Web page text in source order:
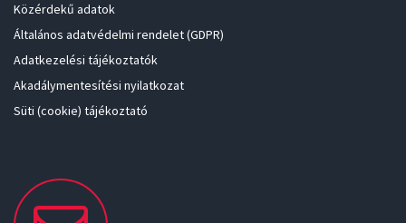
Közérdekű adatok
Általános adatvédelmi rendelet (GDPR)
Adatkezelési tájékoztatók
Akadálymentesítési nyilatkozat
Süti (cookie) tájékoztató